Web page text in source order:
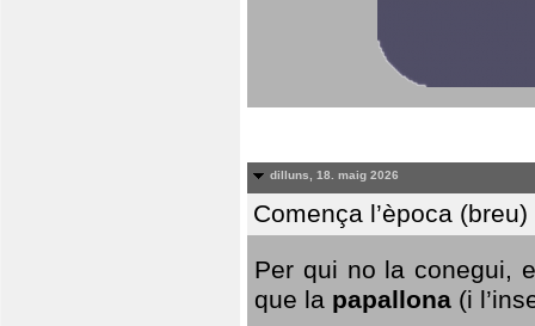
dilluns, 18. maig 2026
Comença l’època
Per qui no la conegui,
que la papallona (i